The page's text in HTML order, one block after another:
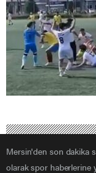
Mersin'den son dakika
olarak spor haberlerine